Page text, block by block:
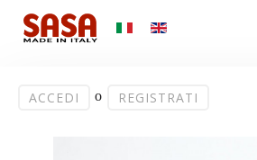
ACCEDI o REGISTRATI